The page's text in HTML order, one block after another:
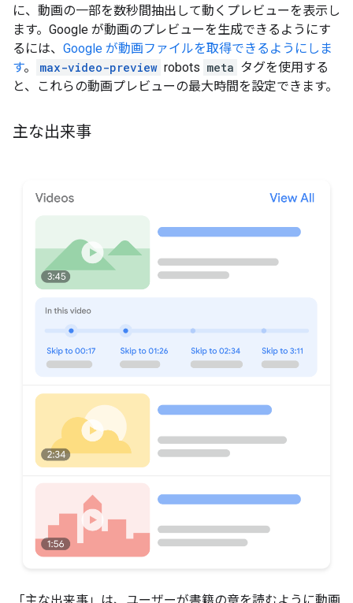
に、動画の一部を数秒間抽出して動くプレビューを表示し
ます。Google が動画のプレビューを生成できるようにす
るには、 Google が動画ファイルを取得できるようにしま
す。 max-video-preview robots meta タグを使用する
と、これらの動画プレビューの最大時間を設定できます。
主な出来事
「主な出来事」は、ユーザーが書籍の章を読むように動画